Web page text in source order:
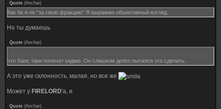
Quote (Anchar)
Как бе я не "за свою фракцию" Я выражаю объективный взгляд.
Но ты думаешь
Quote (Anchar)
что Хаос таки попячет кадию. Он слишком долго пытался это сделать.
А это уже склонность, малая, но все же
Может у FIRELORD'а, и
Quote (Anchar)